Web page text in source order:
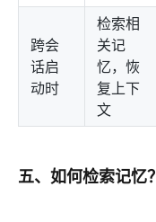
跨会
话启
动时
检索相
关记
忆，恢
复上下
文
五、如何检索记忆？